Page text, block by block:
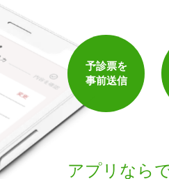
予診票を
事前送信
アプリなら